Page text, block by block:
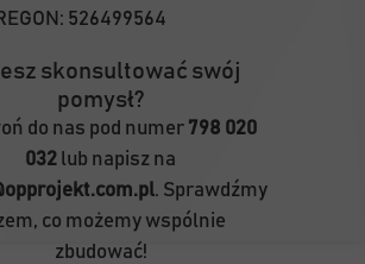
526499564
skonsultować swój
pomysł?
do nas pod numer 798 020
032 lub napisz na
. Sprawdźmy
co możemy wspólnie
zbudować!